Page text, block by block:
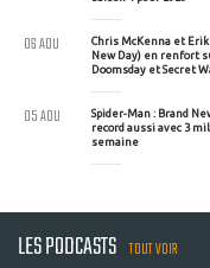
Chris McKenna et Erik
New Day) en renfort
Doomsday et Secret
06 AOU
Spider-Man : Brand
record aussi avec 3
semaine
05 AOU
LES PODCASTS TOUT VOIR